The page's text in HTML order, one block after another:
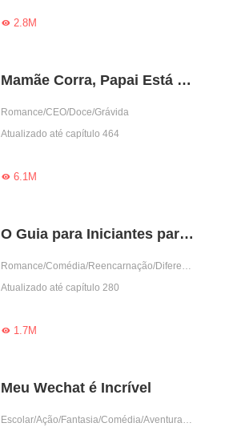
2.8M
Mamãe Corra, Papai Está Te Perseguindo!
Romance/CEO/Doce/Grávida
Atualizado até capítulo 464
6.1M
O Guia para Iniciantes para Ser Uma Princesa
Romance/Comédia/Reencarnação/Diferença de idade/Princesa
Atualizado até capítulo 280
1.7M
Meu Wechat é Incrível
Escolar/Ação/Fantasia/Comédia/Aventura/Cultivo/Supernova/Supernatural/Sistema/Urbano